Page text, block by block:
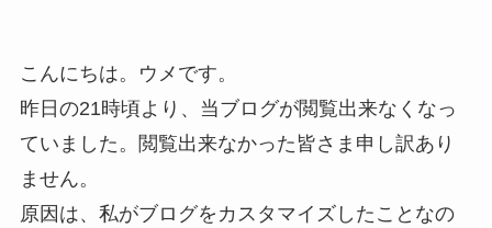
こんにちは。ウメです。
昨日の21時頃より、当ブログが閲覧出来なくなっ
ていました。閲覧出来なかった皆さま申し訳あり
ません。
原因は、私がブログをカスタマイズしたことなの